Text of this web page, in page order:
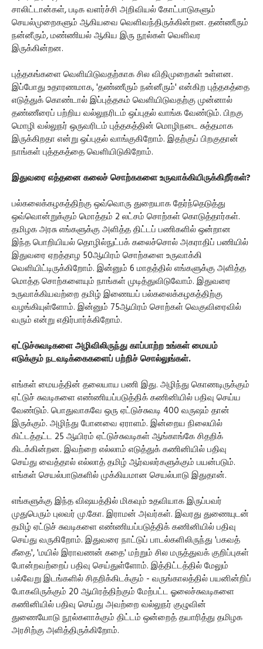
சாலிட்டான்கள், படிக வளர்ச்சி அறிவியல் கோட்பாடுகளும்
செயல்முறைகளும் ஆகியவை வெளிவந்திருக்கின்றன. தண்ணீரும்
நன்னீரும், மண்ணியல் ஆகிய இரு நூல்கள் வெளிவர
இருக்கின்றன.
புத்தகங்களை வெளியிடுவதற்காக சில விதிமுறைகள் உள்ளன.
இப்போது உதாரணமாக, 'தண்ணீரும் நன்னீரும்' என்கிற புத்தகத்தை
எடுத்துக் கொண்டால் இப்புத்தகம் வெளியிடுவதற்கு முன்னால்
தண்ணீரைப் பற்றிய வல்லுநரிடம் ஒப்புதல் வாங்க வேண்டும். பிறகு
மொழி வல்லுநர் ஒருவரிடம் புத்தகத்தின் மொழிநடை சுத்தமாக
இருக்கிறதா என்று ஒப்புதல் வாங்குகிறோம். இதற்குப் பிறகுதான்
நாங்கள் புத்தகத்தை வெளியிடுகிறோம்.
இதுவரை எத்தனை கலைச் சொற்ககளை உருவாக்கியிருக்கிறீர்கள்?
பல்கலைக்கழகத்திற்கு ஒவ்வொரு துறையாக தேர்ந்தெடுத்து
ஒவ்வொன்றுக்கும் மொத்தம் 2 லட்சம் சொற்கள் கொடுத்தார்கள்.
தமிழக அரசு எங்களுக்கு அளித்த திட்டப் பணிகளில் ஒன்றான
இந்த பொறியியல் தொழில்நுட்பக் கலைச்சொல் அகராதிப் பணியில்
இதுவரை ஏறத்தாழ 50ஆயிரம் சொற்களை உருவாக்கி
வெளியிட்டிருக்கிறோம். இன்னும் 6 மாதத்தில் எங்களுக்கு அளித்த
மொத்த சொற்களையும் நாங்கள் முடித்துவிடுவோம். இதுவரை
உருவாக்கியவற்றை தமிழ் இணையப் பல்கலைக்கழகத்திற்கு
வழங்கியுள்ளோம். இன்னும் 75ஆயிரம் சொற்கள் வெகுவிரைவில்
வரும் என்று எதிர்பார்க்கிறோம்.
ஏட்டுச்சுவடிகளை அழிவிலிருந்து காப்பாற்ற உங்கள் மையம்
எடுக்கும் நடவடிக்கைகளைப் பற்றிச் சொல்லுங்கள்.
எங்கள் மையத்தின் தலையாய பணி இது. அழிந்து கொணடிருக்கும்
ஏட்டுச் சுவடிகளை எண்ணியப்படுத்திக் கணினியில் பதிவு செய்ய
வேண்டும். பொதுவாகவே ஒரு ஏட்டுச்சுவடி 400 வருஷம் தான்
இருக்கும். அழிந்து போனவை ஏராளம். இன்றைய நிலையில்
கிட்டத்தட்ட 25 ஆயிரம் ஏட்டுச்சுவடிகள் ஆங்காங்கே சிதறிக்
கிடக்கின்றன. இவற்றை எல்லாம் எடுத்துக் கணினியில் பதிவு
செய்து வைத்தால் எல்லாத் தமிழ் ஆர்வலர்களுக்கும் பயன்படும்.
எங்கள் செயல்பாடுகளில் முக்கியமான செயல்பாடு இதுதான்.
எங்களுக்கு இந்த விஷயத்தில் மிகவும் உதவியாக இருப்பவர்
முதுபெரும் புலவர் மு.கோ. இராமன் அவர்கள். இவரது துணையுடன்
தமிழ் ஏட்டுச் சுவடிகளை எண்ணியப்படுத்திக் கணினியில் பதிவு
செய்து வருகிறோம். இதுவரை நாட்டுப் பாடல்களிலிருந்து 'பகவத்
கீதை', 'மயில் இராவணன் கதை' மற்றும் சில மருத்துவக் குறிப்புகள்
போன்றவற்றைப் பதிவு செய்துள்ளோம். இத்திட்டத்தில் மேலும்
பல்வேறு இடங்களில் சிதறிக்கிடக்கும் - வருங்காலத்தில் பயனின்றிப்
போகவிருக்கும் 20 ஆயிரத்திற்கும் மேற்பட்ட ஓலைச்சுவடிகளை
கணினியில் பதிவு செய்து அவற்றை வல்லுநர் குழுவின்
துணையோடு நூல்களாக்கும் திட்டம் ஒன்றைத் தயாரித்து தமிழக
அரசிற்கு அளித்திருக்கிறோம்.